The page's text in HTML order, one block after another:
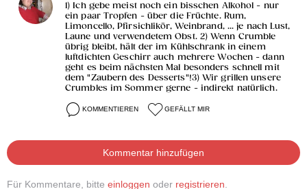
1) Ich gebe meist noch ein bisschen Alkohol - nur
ein paar Tropfen - über die Früchte. Rum,
Limoncello, Pfirsichlikör, Weinbrand, ... je nach Lust,
Laune und verwendetem Obst. 2) Wenn Crumble
übrig bleibt, hält der im Kühlschrank in einem
luftdichten Geschirr auch mehrere Wochen - dann
geht es beim nächsten Mal besonders schnell mit
dem "Zaubern des Desserts"!3) Wir grillen unsere
Crumbles im Sommer gerne - indirekt natürlich.
KOMMENTIEREN GEFÄLLT MIR
Kommentar hinzufügen
Für Kommentare, bitte einloggen oder registrieren.